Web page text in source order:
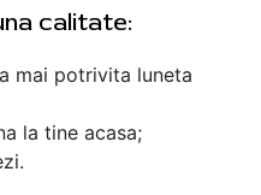
calitate:
mai potrivita luneta
la tine acasa;